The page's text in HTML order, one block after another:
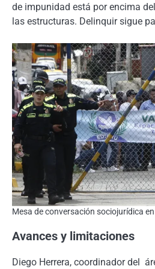
de impunidad está por encima
las estructuras. Delinquir sigue
Mesa de conversación sociojurídica
Avances y limitaciones
Diego Herrera, coordinador del